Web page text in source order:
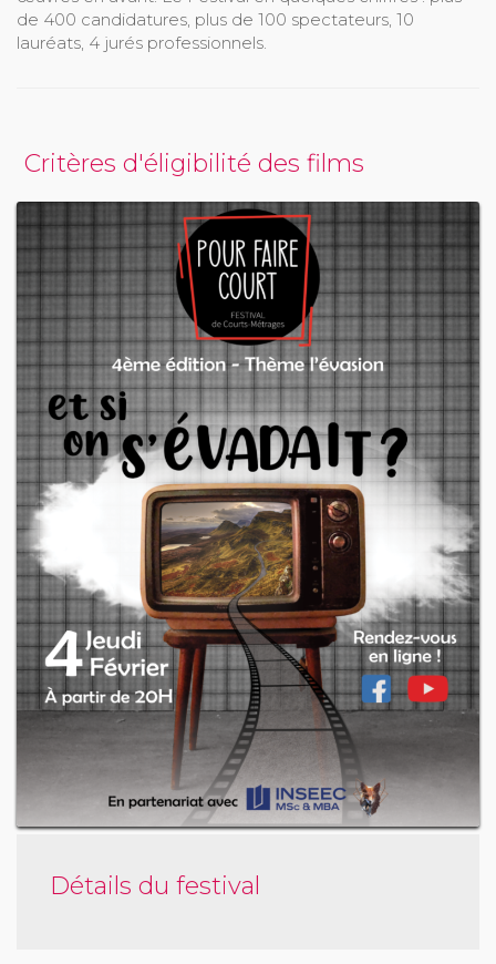
Détails du festival
de 400 candidatures, plus de 100 spectateurs, 10
lauréats, 4 jurés professionnels.
Critères d'éligibilité des films